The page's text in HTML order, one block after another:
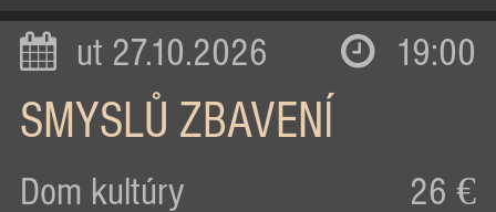
ut 27.10.2026 19:00
SMYSLŮ ZBAVENÍ
Dom kultúry 26 €